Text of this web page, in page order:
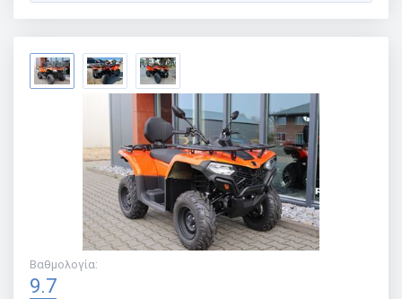
Βαθμολογία:
9.7